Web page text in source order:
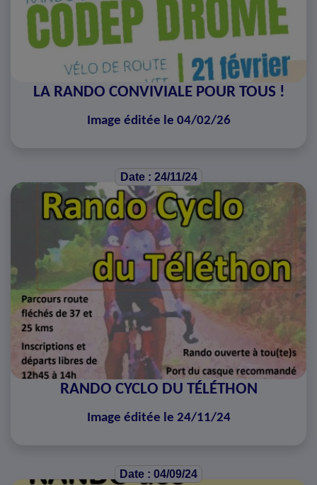
LA RANDO CONVIVIALE POUR TOUS !
Image éditée le 04/02/26
Date : 24/11/24
RANDO CYCLO DU TÉLÉTHON
Image éditée le 24/11/24
Date : 04/09/24